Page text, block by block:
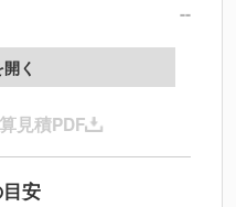
--
別途
く
見積PDF
安